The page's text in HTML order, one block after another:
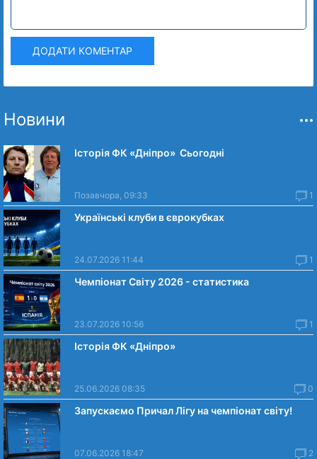
ДОДАТИ КОМЕНТАР
Новини
Історія ФК «Дніпро» Сьогодні
Позавчора, 09:33 1
Українські клуби в єврокубках
24.07.2026 11:44 1
Чемпіонат Світу 2026 - статистика
23.07.2026 10:56 1
Історія ФК «Дніпро»
25.06.2026 08:35 0
Запускаємо Причал Лігу на чемпіонат світу!
07.06.2026 18:47 2